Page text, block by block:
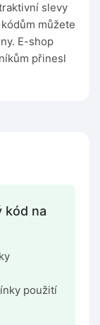
slevy
můžete
E-shop
přinesl
kód na
použití